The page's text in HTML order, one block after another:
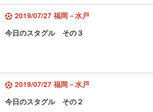
2019/07/27 福岡－水戸
今日のスタグル その３
2019/07/27 福岡－水戸
今日のスタグル その２